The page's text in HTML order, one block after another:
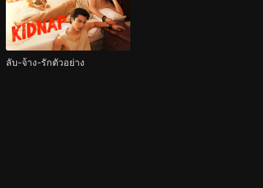
ลับ-จ้าง-รักตัวอย่าง